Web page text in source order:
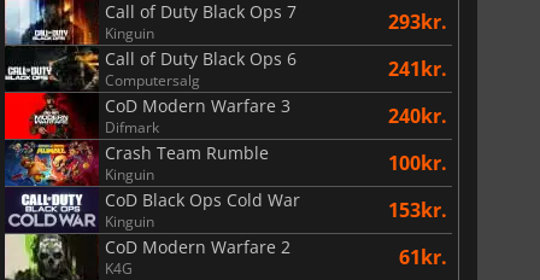
Call of Duty Black Ops 7
Kinguin 293kr.
Call of Duty Black Ops 6
Computersalg 241kr.
CoD Modern Warfare 3
Difmark 240kr.
Crash Team Rumble
Kinguin 100kr.
CoD Black Ops Cold War
Kinguin 153kr.
CoD Modern Warfare 2
K4G 61kr.